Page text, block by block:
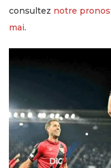
consultez notre
mai.